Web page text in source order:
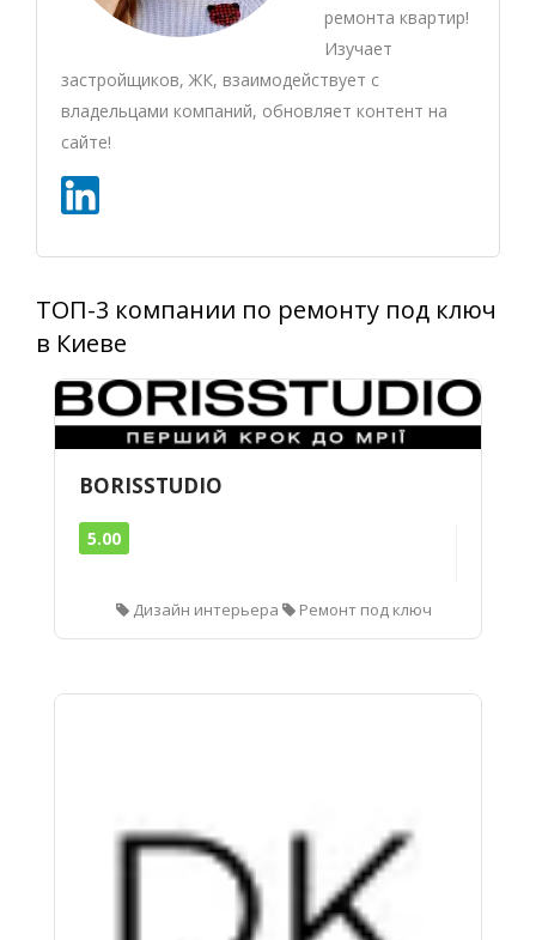
ремонта квартир!
Изучает
застройщиков, ЖК, взаимодействует с
владельцами компаний, обновляет контент на
сайте!
ТОП-3 компании по ремонту под ключ
в Киеве
BORISSTUDIO
5.00
Дизайн интерьера Ремонт под ключ